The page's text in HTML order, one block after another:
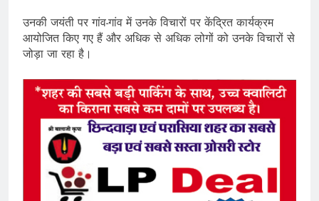
उनकी जयंती पर गांव-गांव में उनके विचारों पर केंद्रित कार्यक्रम
आयोजित किए गए हैं और अधिक से अधिक लोगों को उनके विचारों से
जोड़ा जा रहा है।